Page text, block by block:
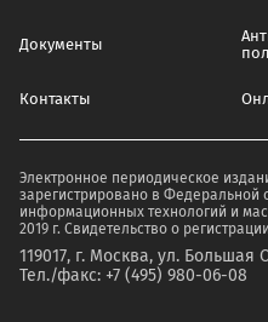
Документы
Контакты
Электронное периодическое
зарегистрировано в Федеральной
информационных технологий и
2019 г. Свидетельство о
119017, г. Москва, ул.
Тел./факс: +7 (495) 980-06-08